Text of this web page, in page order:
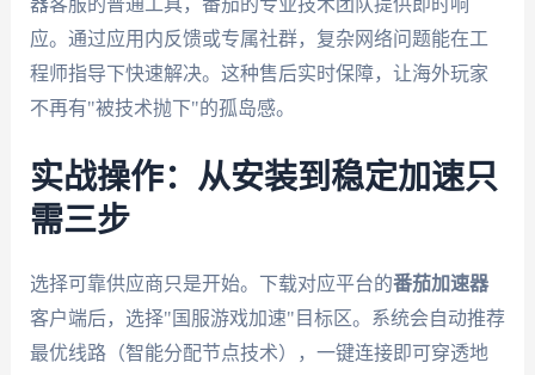
器客服的普通工具，番茄的专业技术团队提供即时响
应。通过应用内反馈或专属社群，复杂网络问题能在工
程师指导下快速解决。这种售后实时保障，让海外玩家
不再有"被技术抛下"的孤岛感。
实战操作：从安装到稳定加速只
需三步
选择可靠供应商只是开始。下载对应平台的番茄加速器
客户端后，选择"国服游戏加速"目标区。系统会自动推荐
最优线路（智能分配节点技术），一键连接即可穿透地